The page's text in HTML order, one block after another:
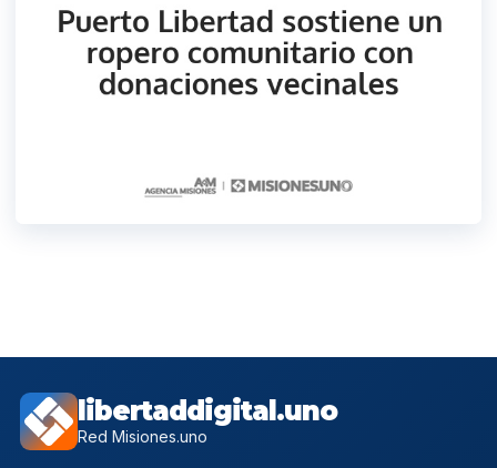
libertaddigital.uno
Red Misiones.uno